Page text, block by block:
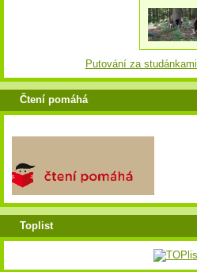
Putování za
Čtení pomáhá
Toplist